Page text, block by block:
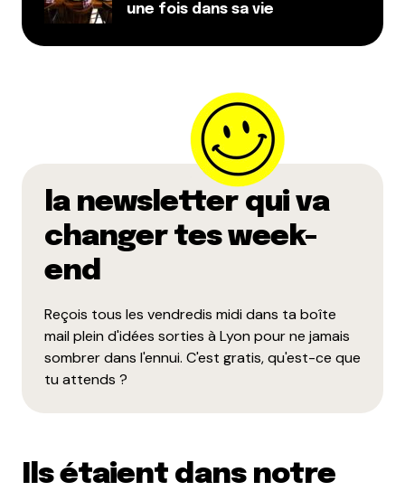
une fois dans sa vie
la newsletter qui va
changer tes week-
end
Reçois tous les vendredis midi dans ta boîte
mail plein d'idées sorties à Lyon pour ne jamais
sombrer dans l'ennui. C'est gratis, qu'est-ce que
tu attends ?
Ils étaient dans notre